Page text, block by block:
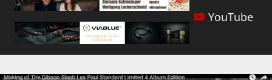
YouTube